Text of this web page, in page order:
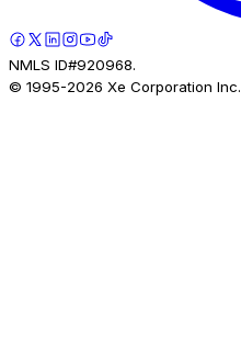
NMLS ID#920968.
© 1995-2026 Xe Corporation Inc.